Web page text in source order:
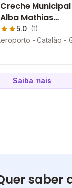
Creche Municipal
Alba Mathias
Mesquita
5.0 (1)
- Catalão -
Saiba mais
saber